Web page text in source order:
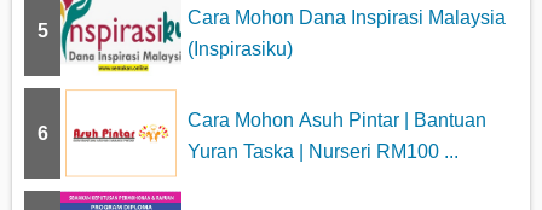
5
Cara Mohon Dana Inspirasi Malaysia
(Inspirasiku)
6
Cara Mohon Asuh Pintar | Bantuan
Yuran Taska | Nurseri RM100 ...